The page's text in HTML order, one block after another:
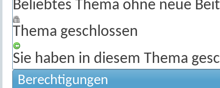
Beliebtes Thema ohne neue
Thema geschlossen
Sie haben in diesem Thema
Berechtigungen